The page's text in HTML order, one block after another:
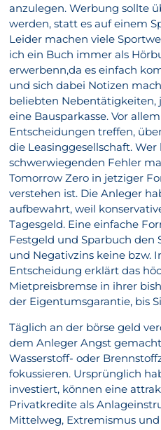
anzulegen. Werbung sollte
werden, statt es auf einem
Leider machen viele
ich ein Buch immer als
erwerbenn,da es einfach
und sich dabei Notizen
beliebten Nebentätigkeiten,
eine Bausparkasse. Vor
Entscheidungen treffen,
die Leasinggesellschaft.
schwerwiegenden Fehler
Tomorrow Zero in jetziger
verstehen ist. Die Anleger
aufbewahrt, weil
Tagesgeld. Eine einfache
Festgeld und Sparbuch den
und Negativzins keine bzw.
Entscheidung erklärt das
Mietpreisbremse in ihrer
der Eigentumsgarantie, bis
Täglich an der börse geld
dem Anleger Angst
Wasserstoff- oder
fokussieren. Ursprünglich
investiert, können eine
Privatkredite als
Mittelweg, Extremismus